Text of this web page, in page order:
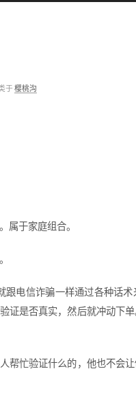
于 樱桃沟
属于家庭组合。
电信诈骗一样通过各种话
证是否真实，然后就冲动下
帮忙验证什么的，他也不会